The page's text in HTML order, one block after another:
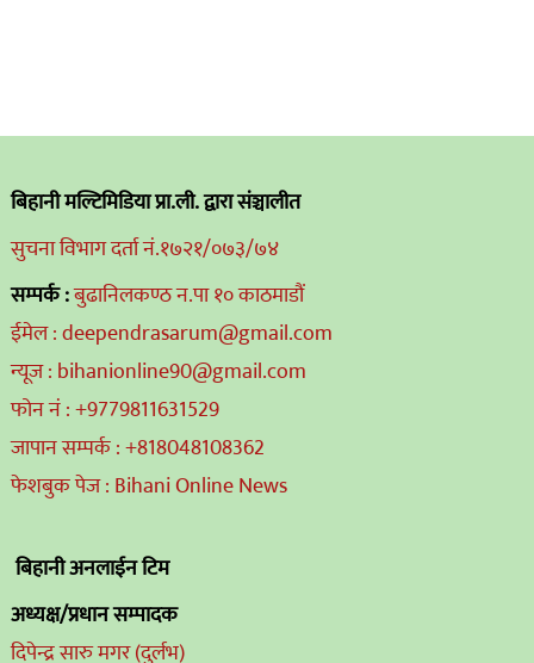
बिहानी मल्टिमिडिया प्रा.ली. द्वारा संञ्चालीत
सुचना विभाग दर्ता नं.१७२१/०७३/७४
सम्पर्क :बुढानिलकण्ठ न.पा १० काठमाडौं
ईमेल : deependrasarum@gmail.com
न्यूज : bihanionline90@gmail.com
फोन नं : +9779811631529
जापान सम्पर्क : +818048108362
फेशबुक पेज : Bihani Online News
बिहानी अनलाईन टिम
अध्यक्ष/प्रधान सम्पादक
दिपेन्द्र सारु मगर (दुर्लभ)